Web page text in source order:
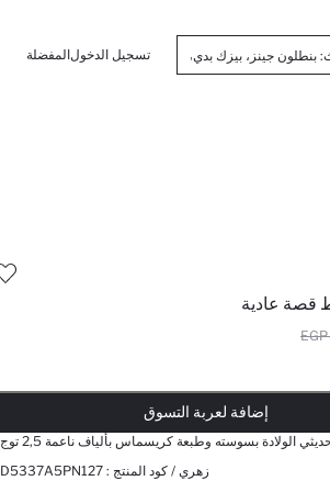
تسجيل الدخولالمفضلة
عادية
إضافة لعربة التسوق
الولادة بسوسته وطبعة كريسماس بألياف ناعمة 2,5 توج
زهري / كود المنتج : D5337A5PN127